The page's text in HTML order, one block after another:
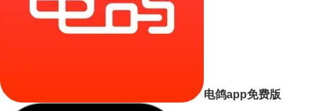
电鸽app免费版